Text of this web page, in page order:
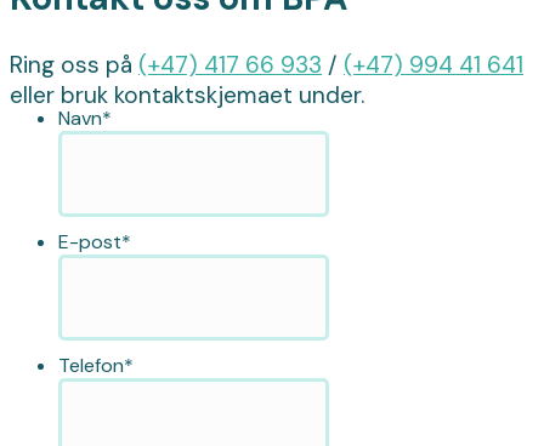
Ring oss på (+47) 417 66 933 / (+47) 994 41 641
eller bruk kontaktskjemaet under.
Navn*
E-post*
Telefon*